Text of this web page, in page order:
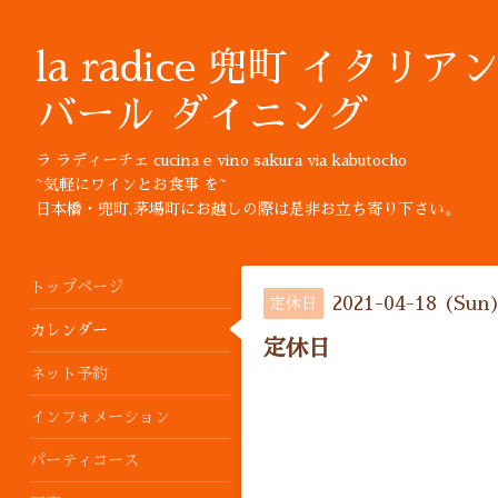
la radice 兜町 イタリア
バール ダイニング
ラ ラディーチェ cucina e vino sakura via kabutocho
~気軽にワインとお食事 を~
日本橋・兜町,茅場町にお越しの際は是非お立ち寄り下さい。
定休日 2021-04-18
定休日
トップページ
カレンダー
ネット予約
インフォメーション
パーティコース